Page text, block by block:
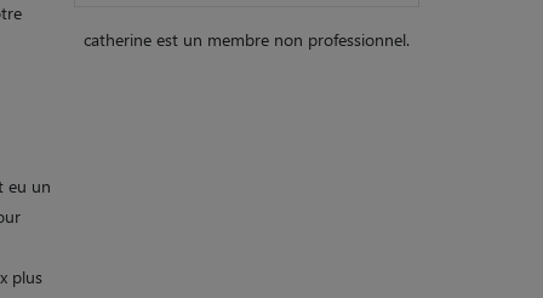
eu un
plus
catherine est un membre non professionnel.